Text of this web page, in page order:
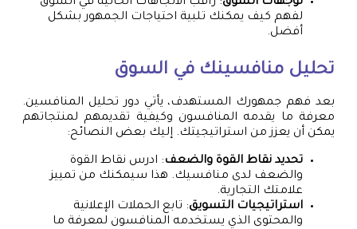
لفهم كيف يمكنك تلبية احتياجات الجمهور بشكل
أفضل.
تحليل منافسينك في السوق
بعد فهم جمهورك المستهدف، يأتي دور تحليل المنافسين.
معرفة ما يقدمه المنافسون وكيفية تقديمهم لمنتجاتهم
يمكن أن يعزز من استراتيجيتك. إليك بعض النصائح:
تحديد نقاط القوة والضعف: ادرس نقاط القوة
والضعف لدى منافسيك. هذا سيمكنك من تمييز
علامتك التجارية.
استراتيجيات التسويق: تابع الحملات الإعلانية
والمحتوى الذي يستخدمه المنافسون لمعرفة ما